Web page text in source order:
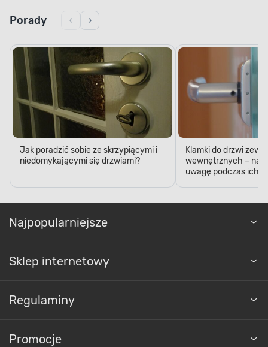
Porady
Jak poradzić sobie ze skrzypiącymi i
niedomykającymi się drzwiami?
Klamki do drzwi
wewnętrznych – na
uwagę podczas ich
Najpopularniejsze
Sklep internetowy
Regulaminy
Promocje